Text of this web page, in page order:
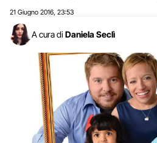
21 Giugno 2016 23:53
A cura di Daniela Seclì